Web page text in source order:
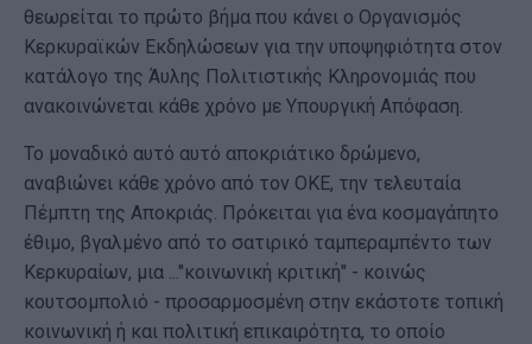
θεωρείται το πρώτο βήμα που κάνει ο Οργανισμός
Κερκυραϊκών Εκδηλώσεων για την υποψηφιότητα στον
κατάλογο της Άυλης Πολιτιστικής Κληρονομιάς που
ανακοινώνεται κάθε χρόνο με Υπουργική Απόφαση.
Το μοναδικό αυτό αυτό αποκριάτικο δρώμενο,
αναβιώνει κάθε χρόνο από τον ΟΚΕ, την τελευταία
Πέμπτη της Αποκριάς. Πρόκειται για ένα κοσμαγάπητο
έθιμο, βγαλμένο από το σατιρικό ταμπεραμπέντο των
Κερκυραίων, μια ..."κοινωνική κριτική" - κοινώς
κουτσομπολιό - προσαρμοσμένη στην εκάστοτε τοπική
κοινωνική ή και πολιτική επικαιρότητα, το οποίο